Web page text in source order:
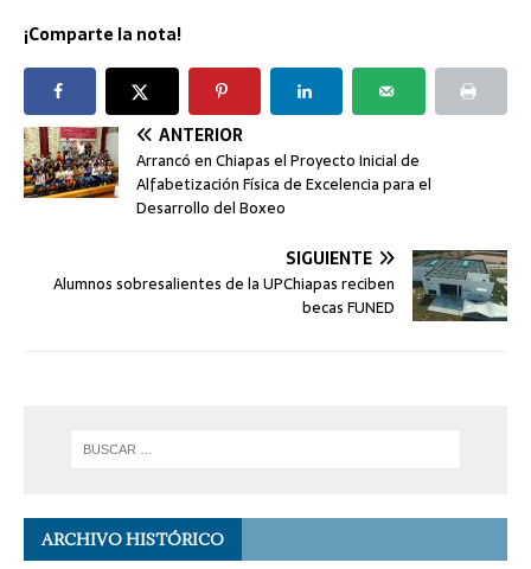
¡Comparte la nota!
ANTERIOR
Arrancó en Chiapas el Proyecto Inicial de
Alfabetización Física de Excelencia para el
Desarrollo del Boxeo
SIGUIENTE
Alumnos sobresalientes de la UPChiapas reciben
becas FUNED
ARCHIVO HISTÓRICO